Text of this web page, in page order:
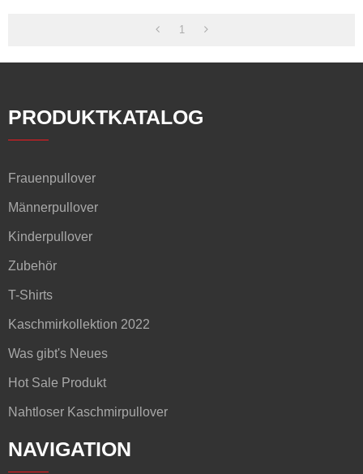
1
PRODUKTKATALOG
Frauenpullover
Männerpullover
Kinderpullover
Zubehör
T-Shirts
Kaschmirkollektion 2022
Was gibt's Neues
Hot Sale Produkt
Nahtloser Kaschmirpullover
NAVIGATION